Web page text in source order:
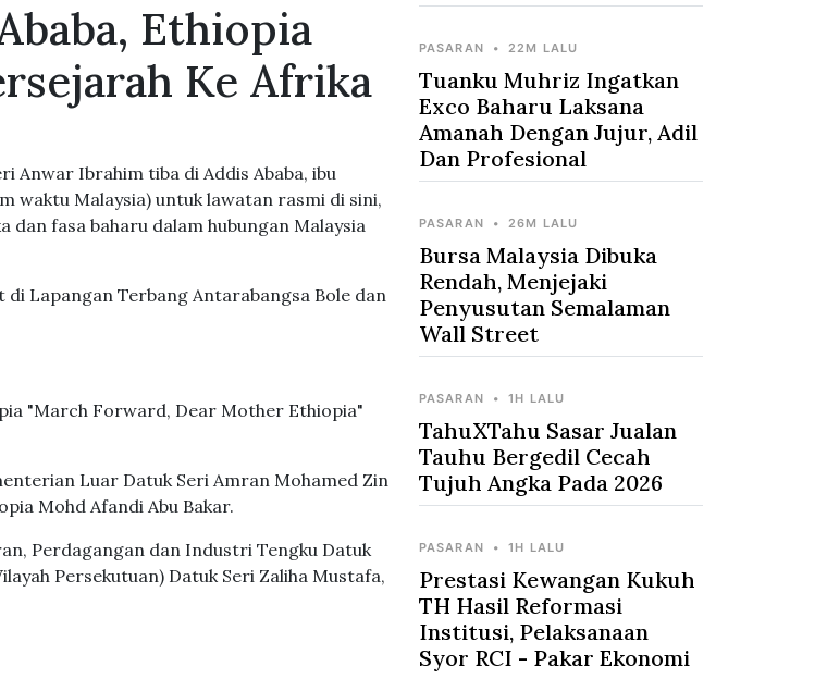
Ethiopia
Ke Afrika
Anwar Ibrahim tiba di Addis Ababa, ibu
waktu Malaysia) untuk lawatan rasmi di sini,
dan fasa baharu dalam hubungan Malaysia
Lapangan Terbang Antarabangsa Bole dan
"March Forward, Dear Mother Ethiopia"
Luar Datuk Seri Amran Mohamed Zin
Mohd Afandi Abu Bakar.
Perdagangan dan Industri Tengku Datuk
Persekutuan) Datuk Seri Zaliha Mustafa,
PASARAN • 22M LALU
Tuanku Muhriz Ingatkan
Exco Baharu Laksana
Amanah Dengan Jujur, Adil
Dan Profesional
PASARAN • 26M LALU
Bursa Malaysia Dibuka
Rendah, Menjejaki
Penyusutan Semalaman
Wall Street
PASARAN • 1H LALU
TahuXTahu Sasar Jualan
Tauhu Bergedil Cecah
Tujuh Angka Pada 2026
PASARAN • 1H LALU
Prestasi Kewangan Kukuh
TH Hasil Reformasi
Institusi, Pelaksanaan
Syor RCI - Pakar Ekonomi